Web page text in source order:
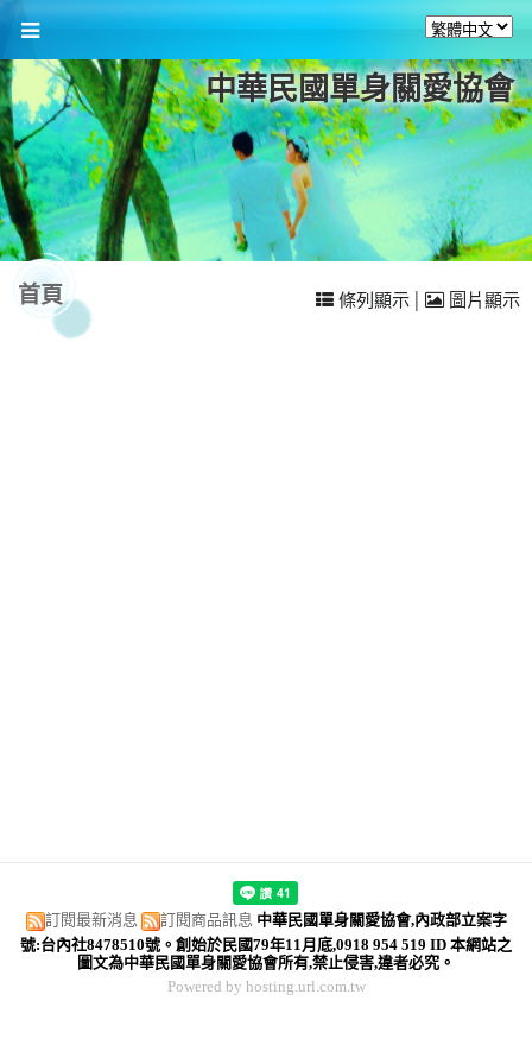
中華民國單身關愛協會
首頁 條列顯示 | 圖片顯示
訂閱最新消息 訂閱商品訊息 中華民國單身關愛協會,內政部立案字
號:台內社8478510號。創始於民國79年11月底,0918 954 519 ID 本網站之
圖文為中華民國單身關愛協會所有,禁止侵害,違者必究。
Powered by hosting.url.com.tw